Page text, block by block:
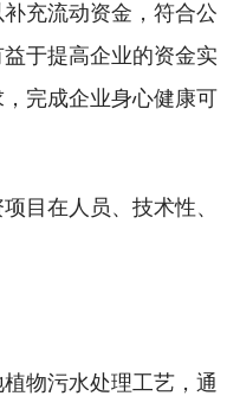
充流动资金，符合公
于提高企业的资金实
完成企业身心健康可
目在人员、技术性、
物污水处理工艺，通